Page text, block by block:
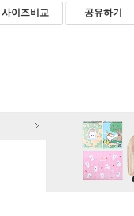
사이즈비교 공유하기